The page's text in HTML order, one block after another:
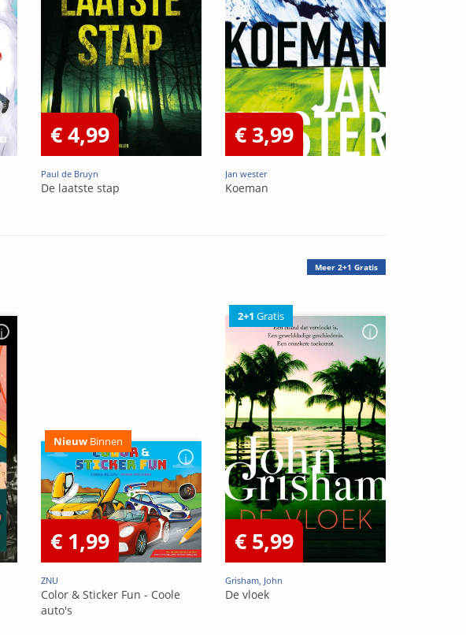
€ 4,99
Paul de Bruyn
De laatste stap
€ 3,99
Jan wester
Koeman
Meer 2+1 Gratis
Nieuw Binnen
€ 1,99
ZNU
Color & Sticker Fun - Coole
auto's
2+1 Gratis
€ 5,99
Grisham, John
De vloek